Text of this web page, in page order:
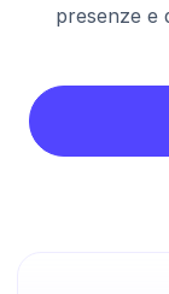
presenze e